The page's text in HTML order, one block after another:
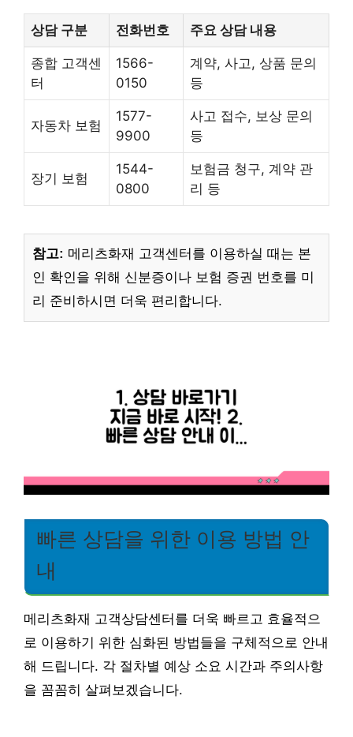
상담 구분 전화번호 주요 상담 내용
종합 고객센
터
1566-
0150
계약, 사고, 상품 문의
등
자동차 보험
1577-
9900
사고 접수, 보상 문의
등
장기 보험
1544-
0800
보험금 청구, 계약 관
리 등
참고: 메리츠화재 고객센터를 이용하실 때는 본
인 확인을 위해 신분증이나 보험 증권 번호를 미
리 준비하시면 더욱 편리합니다.
빠른 상담을 위한 이용 방법 안
내
메리츠화재 고객상담센터를 더욱 빠르고 효율적으
로 이용하기 위한 심화된 방법들을 구체적으로 안내
해 드립니다. 각 절차별 예상 소요 시간과 주의사항
을 꼼꼼히 살펴보겠습니다.